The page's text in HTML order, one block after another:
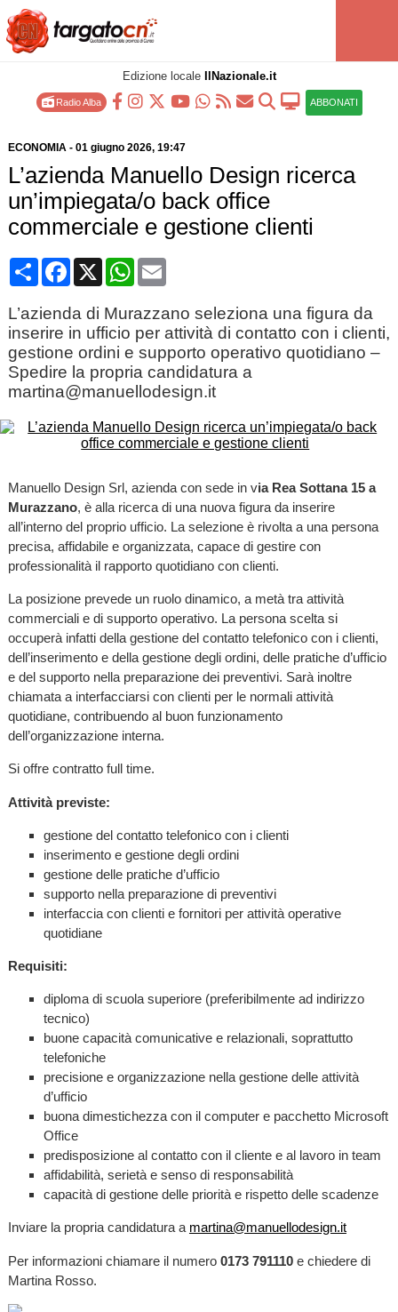
Edizione locale IlNazionale.it
Radio Alba ABBONATI
ECONOMIA- 01 giugno 2026, 19:47
L’azienda Manuello Design ricerca
un’impiegata/o back office
commerciale e gestione clienti
CondividiFacebook
X WhatsApp
Email
L’azienda di Murazzano seleziona una figura da
inserire in ufficio per attività di contatto con i clienti,
gestione ordini e supporto operativo quotidiano –
Spedire la propria candidatura a
martina@manuellodesign.it
Manuello Design Srl, azienda con sede in via Rea Sottana 15 a
Murazzano, è alla ricerca di una nuova figura da inserire
all’interno del proprio ufficio. La selezione è rivolta a una persona
precisa, affidabile e organizzata, capace di gestire con
professionalità il rapporto quotidiano con clienti.
La posizione prevede un ruolo dinamico, a metà tra attività
commerciali e di supporto operativo. La persona scelta si
occuperà infatti della gestione del contatto telefonico con i clienti,
dell’inserimento e della gestione degli ordini, delle pratiche d’ufficio
e del supporto nella preparazione dei preventivi. Sarà inoltre
chiamata a interfacciarsi con clienti per le normali attività
quotidiane, contribuendo al buon funzionamento
dell’organizzazione interna.
Si offre contratto full time.
Attività previste:
gestione del contatto telefonico con i clienti
inserimento e gestione degli ordini
gestione delle pratiche d’ufficio
supporto nella preparazione di preventivi
interfaccia con clienti e fornitori per attività operative
quotidiane
Requisiti:
diploma di scuola superiore (preferibilmente ad indirizzo
tecnico)
buone capacità comunicative e relazionali, soprattutto
telefoniche
precisione e organizzazione nella gestione delle attività
d’ufficio
buona dimestichezza con il computer e pacchetto Microsoft
Office
predisposizione al contatto con il cliente e al lavoro in team
affidabilità, serietà e senso di responsabilità
capacità di gestione delle priorità e rispetto delle scadenze
Inviare la propria candidatura a martina@manuellodesign.it
Per informazioni chiamare il numero 0173 791110e chiedere di
Martina Rosso.